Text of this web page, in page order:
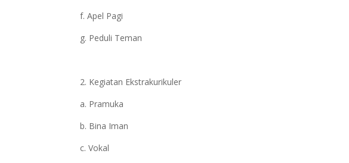
f. Apel Pagi
g. Peduli Teman
2. Kegiatan Ekstrakurikuler
a. Pramuka
b. Bina Iman
c. Vokal